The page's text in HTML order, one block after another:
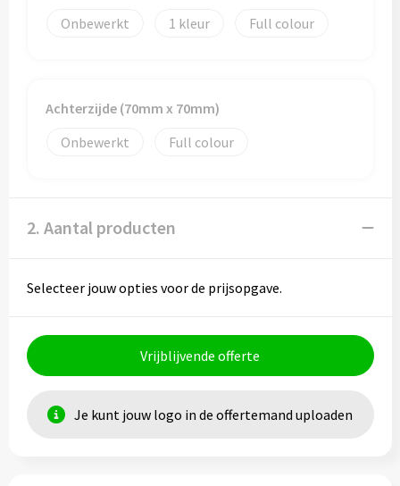
Onbewerkt
1 Full colour
Achterzijde (70mm x 70mm)
Onbewerkt
Full colour
2. Aantal producten
Selecteer jouw opties voor de prijsopgave.
Vrijblijvende offerte
Je kunt jouw logo in de offertemand uploaden